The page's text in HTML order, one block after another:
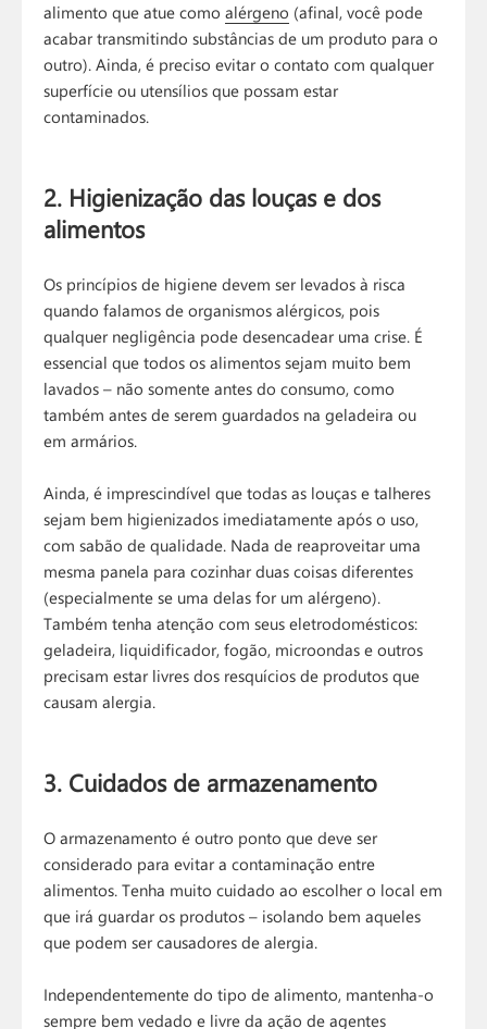
alimento que atue comoalérgeno (afinal, você pode
acabar transmitindo substâncias de um produto para o
outro). Ainda, é preciso evitar o contato com qualquer
superfície ou utensílios que possam estar
contaminados.
2. Higienização das louças e dos
alimentos
Os princípios de higiene devem ser levados à risca
quando falamos de organismos alérgicos, pois
qualquer negligência pode desencadear uma crise. É
essencial que todos os alimentos sejam muito bem
lavados – não somente antes do consumo, como
também antes de serem guardados na geladeira ou
em armários.
Ainda, é imprescindível que todas as louças e talheres
sejam bem higienizados imediatamente após o uso,
com sabão de qualidade. Nada de reaproveitar uma
mesma panela para cozinhar duas coisas diferentes
(especialmente se uma delas for um alérgeno).
Também tenha atenção com seus eletrodomésticos:
geladeira, liquidificador, fogão, microondas e outros
precisam estar livres dos resquícios de produtos que
causam alergia.
3. Cuidados de armazenamento
O armazenamento é outro ponto que deve ser
considerado para evitar a contaminação entre
alimentos. Tenha muito cuidado ao escolher o local em
que irá guardar os produtos – isolando bem aqueles
que podem ser causadores de alergia.
Independentemente do tipo de alimento, mantenha-o
sempre bem vedado e livre da ação de agentes